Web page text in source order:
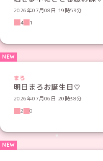
2026年07月08日 19時53分
4
1
まろ
明日まろお誕生日♡
2026年07月06日 20時38分
2
0